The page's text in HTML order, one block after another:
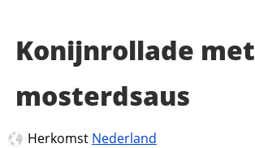
Konijnrollade met
mosterdsaus
Herkomst Nederland